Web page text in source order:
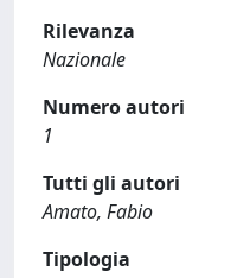
Rilevanza
Nazionale
Numero autori
1
Tutti gli autori
Amato, Fabio
Tipologia